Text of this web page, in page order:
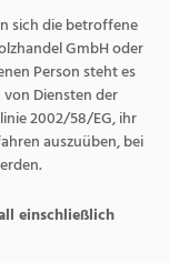
sich die betroffene
GmbH oder
Person steht es
Diensten der
2002/58/EG, ihr
auszuüben, bei
einschließlich